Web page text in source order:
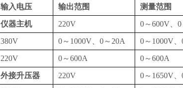
输入电压
输出范围 测量范围
仪器主机 220V 0～600V、0
380V 0～1000V、0～20A 0～1000V、
220V 0～600A 0～600A
外接升压器 220V 0～1650V、